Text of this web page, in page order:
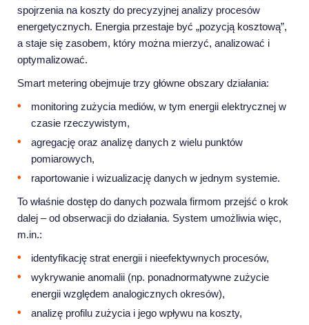
spojrzenia na koszty do precyzyjnej analizy procesów
energetycznych. Energia przestaje być „pozycją kosztową”,
a staje się zasobem, który można mierzyć, analizować i
optymalizować.
Smart metering obejmuje trzy główne obszary działania:
monitoring zużycia mediów, w tym energii elektrycznej w
czasie rzeczywistym,
agregację oraz analizę danych z wielu punktów
pomiarowych,
raportowanie i wizualizację danych w jednym systemie.
To właśnie dostęp do danych pozwala firmom przejść o krok
dalej – od obserwacji do działania. System umożliwia więc,
m.in.:
identyfikację strat energii i nieefektywnych procesów,
wykrywanie anomalii (np. ponadnormatywne zużycie
energii względem analogicznych okresów),
analizę profilu zużycia i jego wpływu na koszty,